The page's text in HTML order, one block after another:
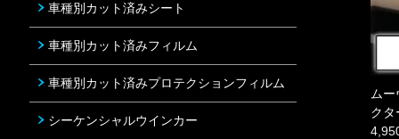
ム
クタ
車種別カット済みシート
車種別カット済みフィルム
車種別カット済みプロテクションフィルム
シーケンシャルウインカー